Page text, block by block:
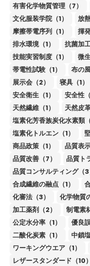
有害化学物質管理（7）
文化服装学院（1）
放
摩擦帯電序列（1）
揮
排水環境（1）
抗菌加
技能実習制度（1）
微
帯電性試験（1）
布の
展示会（2）
寝具（1）
安全衛生（1）
安全性（
天然繊維（1）
天然皮革
塩素化芳香族炭化水素類（
塩素化トルエン（1）
商品政策（1）
品質表
品質改善（7）
品質ト
品質コンサルティング（3
合成繊維の融点（1）
化審法（3）
化学物質
加工薬剤（2）
制電素
公定水分率（1）
優良
二酸化炭素（1）
中鎖
ワーキングウエア（1）
レザースタンダード（10）